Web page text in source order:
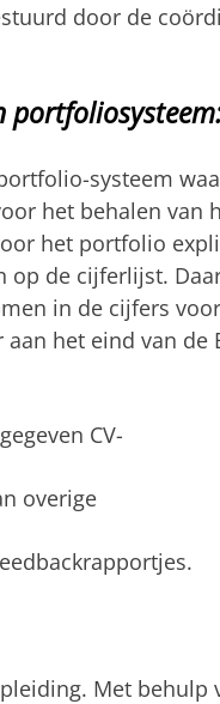
door de
systeem
het behalen van
het portfolio
de cijferlijst.
in de cijfers
het eind van de
CV-
overige
Met behulp